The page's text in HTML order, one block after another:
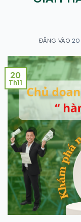
ĐĂNG VÀO 20
20
Th11